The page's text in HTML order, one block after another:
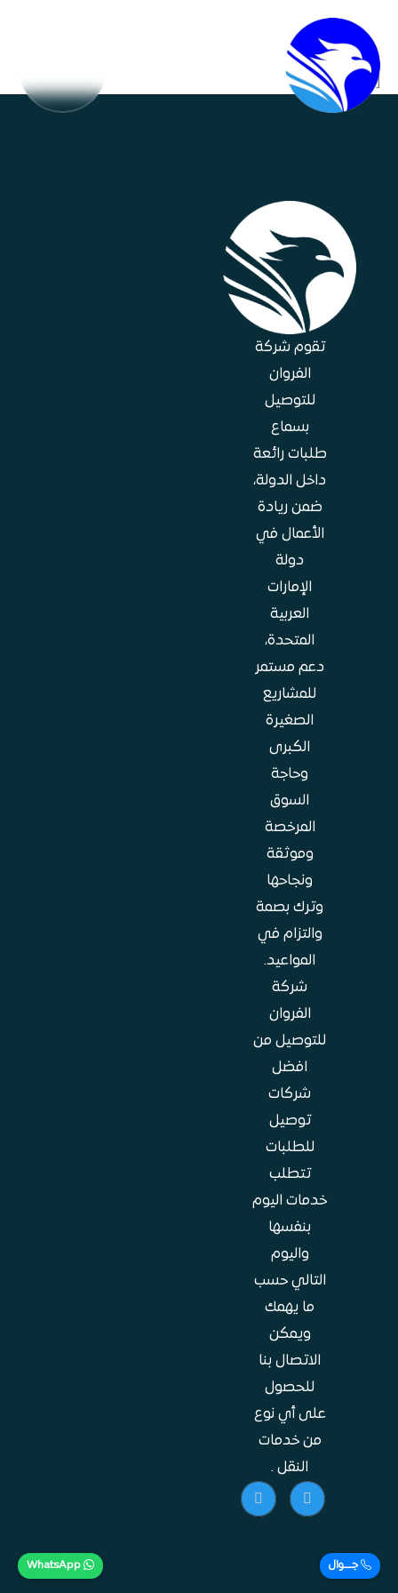
المحتوى
[cz_compare]
تقوم شركة
الفروان
للتوصيل
بسماع
طلبات رائعة
داخل الدولة،
ضمن ريادة
الأعمال في
دولة
الإمارات
العربية
المتحدة،
دعم مستمر
للمشاريع
الصغيرة
الكبرى
وحاجة
السوق
المرخصة
وموثقة
ونجاحها
وترك بصمة
والتزام في
المواعيد.
شركة
الفروان
للتوصيل من
افضل
شركات
توصيل
للطلبات
تتطلب
خدمات اليوم
بنفسها
واليوم
التالي حسب
ما يهمك
ويمكن
الاتصال بنا
للحصول
على أي نوع
من خدمات
النقل .
جـــوال